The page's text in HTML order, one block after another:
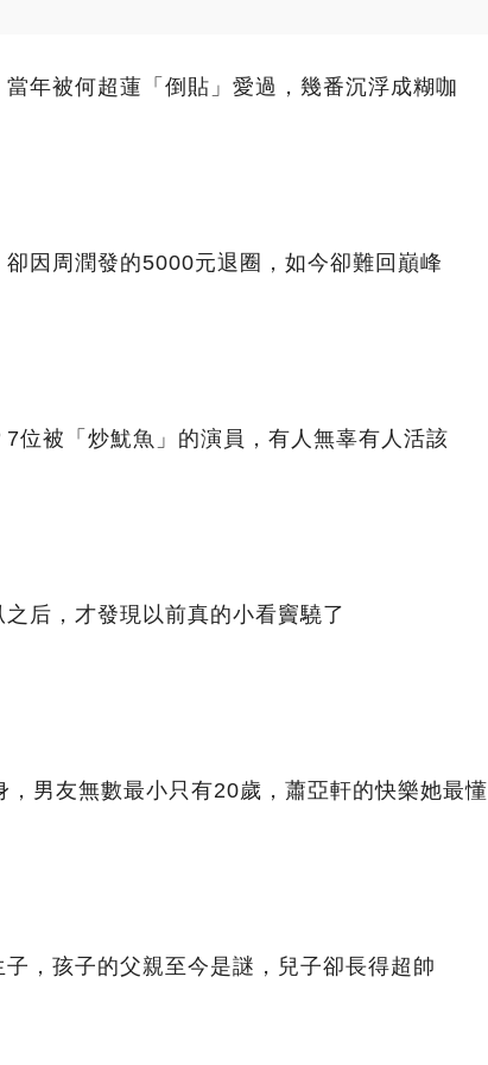
當年被何超蓮「倒貼」愛過，幾番沉浮成糊咖
因周潤發的5000元退圈，如今卻難回巔峰
位被「炒魷魚」的演員，有人無辜有人活該
后，才發現以前真的小看竇驍了
，男友無數最小只有20歲，蕭亞軒的快樂她最懂
，孩子的父親至今是謎，兒子卻長得超帥